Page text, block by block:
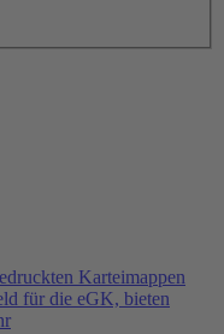
Karteimappen
für die eGK, bieten